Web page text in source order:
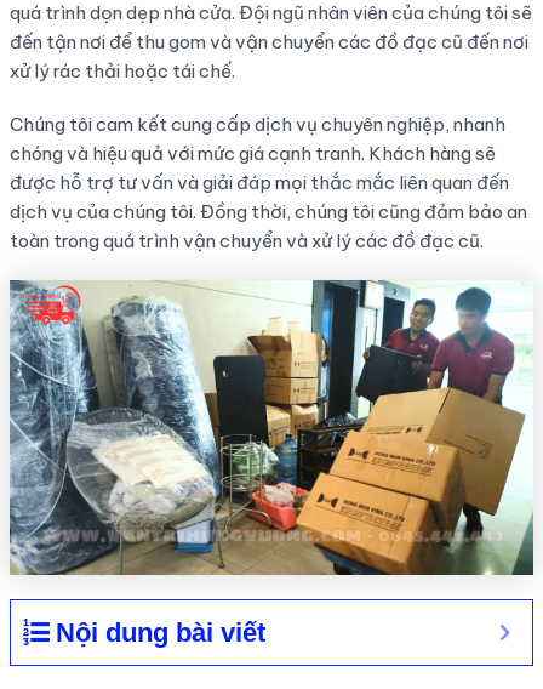
quá trình dọn dẹp nhà cửa. Đội ngũ nhân viên của chúng tôi sẽ
đến tận nơi để thu gom và vận chuyển các đồ đạc cũ đến nơi
xử lý rác thải hoặc tái chế.
Chúng tôi cam kết cung cấp dịch vụ chuyên nghiệp, nhanh
chóng và hiệu quả với mức giá cạnh tranh. Khách hàng sẽ
được hỗ trợ tư vấn và giải đáp mọi thắc mắc liên quan đến
dịch vụ của chúng tôi. Đồng thời, chúng tôi cũng đảm bảo an
toàn trong quá trình vận chuyển và xử lý các đồ đạc cũ.
Nội dung bài viết